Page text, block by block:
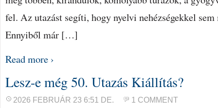
fel. Az utazást segíti, hogy nyelvi nehézségekkel
Ennyiből már […]
Read more ›
Lesz-e még 50. Utazás Kiállítás?
2026 FEBRUÁR 23 6:51 DE. 1 COMMENT